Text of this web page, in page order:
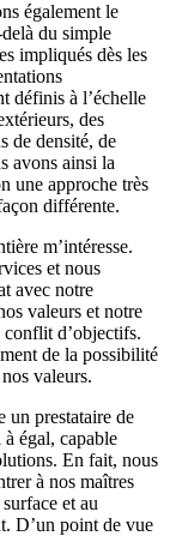
également le
du simple
impliqués dès les
définis à l’échelle
des
de densité, de
avons ainsi la
une approche très
différente.
m’intéresse.
et nous
avec notre
valeurs et notre
conflit d’objectifs.
de la possibilité
valeurs.
un prestataire de
égal, capable
En fait, nous
à nos maîtres
et au
D’un point de vue